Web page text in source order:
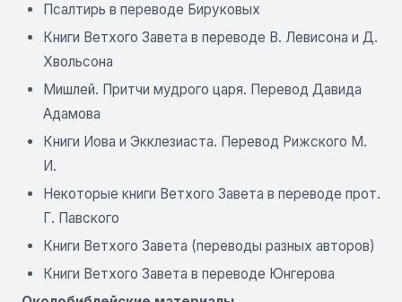
Псалтирь в переводе Бируковых
Книги Ветхого Завета в переводе В. Левисона и Д.
Хвольсона
Мишлей. Притчи мудрого царя. Перевод Давида
Адамова
Книги Иова и Экклезиаста. Перевод Рижского М.
И.
Некоторые книги Ветхого Завета в переводе прот.
Г. Павского
Книги Ветхого Завета (переводы разных авторов)
Книги Ветхого Завета в переводе Юнгерова